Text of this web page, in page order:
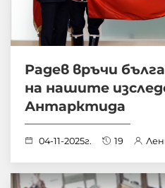
Радев връчи
на нашите
Антарктида
04-11-2025г. 19